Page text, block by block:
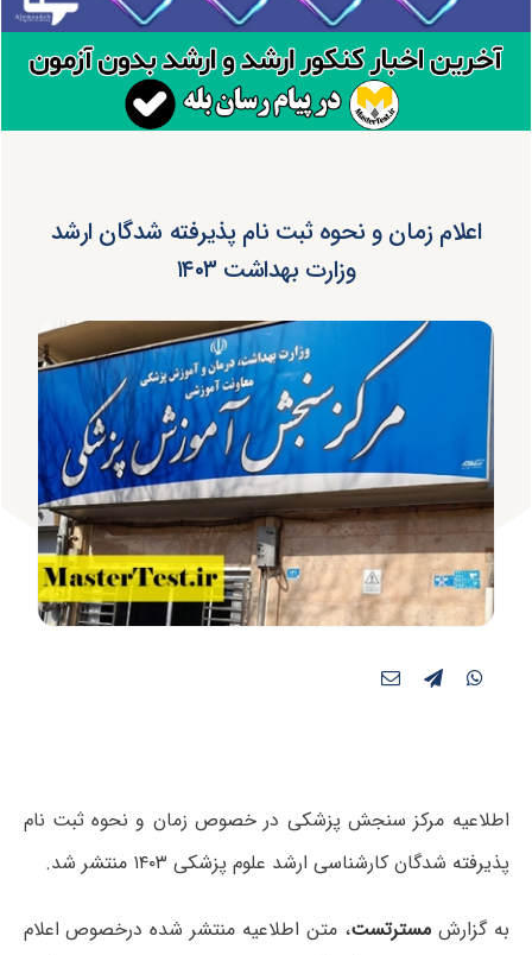
اعلام زمان و نحوه ثبت نام پذیرفته شدگان ارشد
وزارت بهداشت ۱۴۰۳
اطلاعیه مرکز سنجش پزشکی در خصوص زمان و نحوه ثبت نام
پذیرفته شدگان کارشناسی ارشد علوم پزشکی ۱۴۰۳ منتشر شد.
به گزارشمسترتست، متن اطلاعیه منتشر شده درخصوص اعلام